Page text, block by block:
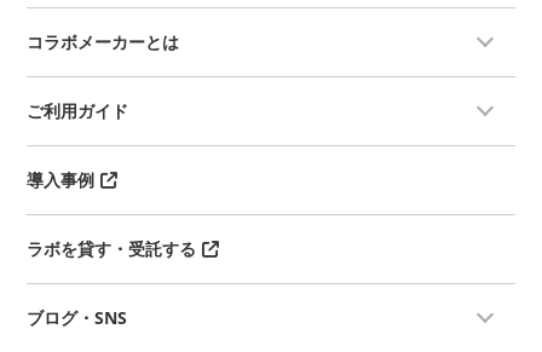
コラボメーカーとは
ご利用ガイド
導入事例
ラボを貸す・受託する
ブログ・SNS